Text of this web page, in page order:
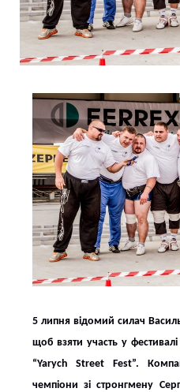
5 липня відомий силач
щоб взяти участь у
“Yarych Street Fest”.
чемпіони зі стронгмену